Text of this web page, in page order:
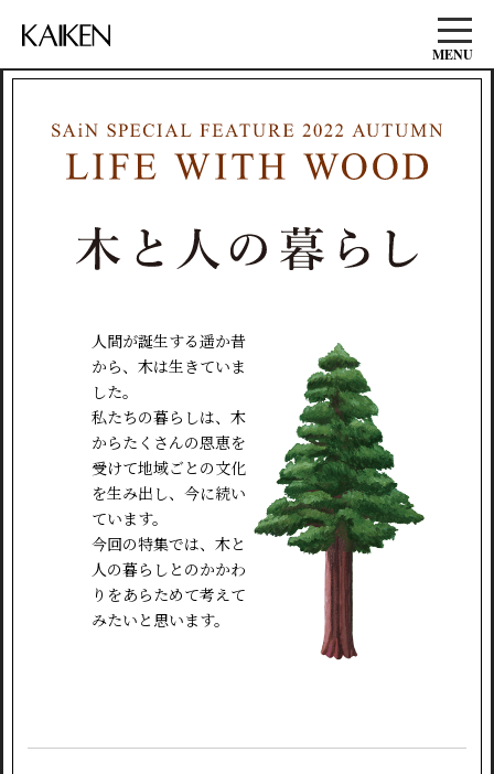
MENU
人間が誕生する遥か昔
から、木は生きていま
した。
私たちの暮らしは、木
からたくさんの恩恵を
受けて地域ごとの文化
を生み出し、今に続い
ています。
今回の特集では、木と
人の暮らしとのかかわ
りをあらためて考えて
みたいと思います。